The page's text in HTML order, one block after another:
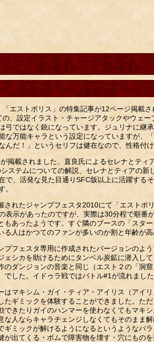
エストポリス」の特集記事が12ページ掲載
、設定イラスト・チャージアタックやウェ
ではなく銃になっています。ジュリナに継
万能キャラという設定になっていますが、
んだ！」というセリフは健在なので、性格付
掲載されました。直良氏によるセレナとティ
ステムについての解説、セレナとティアの新
、活発な見た目通りSFC版以上に活躍する
。
されたジャンプフェスタ2010にて「エストポ
表示があったのですが、実際は30分程で順番
もあったようです。すぐ隣のブースの「スタ
る人はかつてのファンが多いのか割と年齢が高
プフェスタ専用に作成されたバージョンのよ
ェシカを助けるためにタンベル炭鉱に潜入し
のダンジョンの音楽と同じ（エスト２の「洞
でした。イドゥラ戦ではバトル#1が流れました
はマキシム・ガイ・ティア・アイリス（アイ
たギミックを体験することができました。た
できたりガイのハンマーを使わなくてもマキ
な人ならキャラチェンジしなくてもそのまま
ギミックが解けるようになるというようなバ
が出てくる・ボムで障害物を壊す・穴にもの